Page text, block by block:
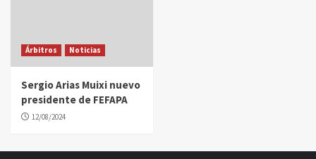
Árbitros Noticias
Sergio Arias Muixi nuevo
presidente de FEFAPA
12/08/2024